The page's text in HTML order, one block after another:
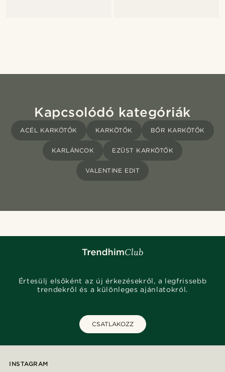
Kapcsolódó kategóriák
ACÉL KARKÖTŐK KARKÖTŐK BŐR KARKÖTŐK
KARLÁNCOK EZÜST KARKÖTŐK
VALENTINE EDIT
Értesülj elsőként az új érkezésekről, a legfrissebb
trendekről és a különleges ajánlatokról.
CSATLAKOZZ
INSTAGRAM